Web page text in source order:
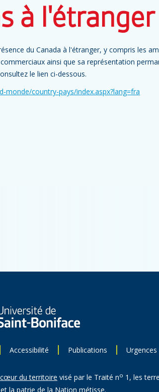
à l'étranger
du Canada à l'étranger, y compris les
ainsi que sa représentation
le lien ci-dessous.
monde/country-pays/index.aspx?lang=fra
Accessibilité Publications Urgences
du territoire visé par le Traité no 1, les
la patrie de la Nation métisse.